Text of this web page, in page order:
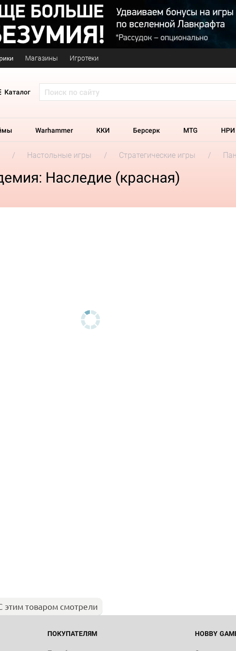
Магазины Игротеки
Каталог
Warhammer ККИ Берсерк MTG НРИ
Настольные игры Стратегические игры
Наследие (красная)
этим товаром смотрели
ПОКУПАТЕЛЯМ HOBBY
"Мир
империи:
799